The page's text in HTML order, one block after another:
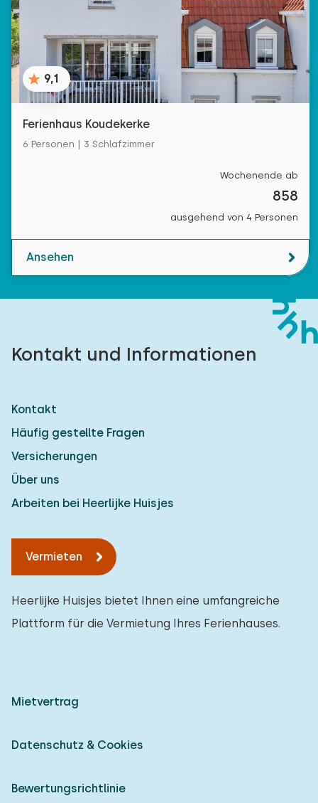
9,1
Ferienhaus Koudekerke
6 Personen | 3 Schlafzimmer
Wochenende ab
858
ausgehend von 4 Personen
Ansehen
Kontakt und Informationen
Kontakt
Häufig gestellte Fragen
Versicherungen
Über uns
Arbeiten bei Heerlijke Huisjes
Vermieten
Heerlijke Huisjes bietet Ihnen eine umfangreiche
Plattform für die Vermietung Ihres Ferienhauses.
Mietvertrag
Datenschutz & Cookies
Bewertungsrichtlinie